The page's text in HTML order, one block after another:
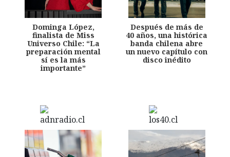
Dominga López,
finalista de Miss
Universo Chile: “La
preparación mental
sí es la más
importante”
Después de más de
40 años, una histórica
banda chilena abre
un nuevo capítulo con
disco inédito